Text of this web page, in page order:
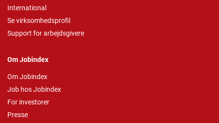
International
Se virksomhedsprofil
Support for arbejdsgivere
Om Jobindex
Om Jobindex
Job hos Jobindex
For investorer
Presse